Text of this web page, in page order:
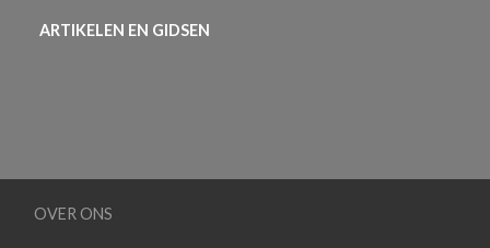
ARTIKELEN EN GIDSEN
OVER ONS